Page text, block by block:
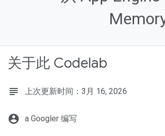
关于此 Codelab
subject 上次更新时间：3月 16, 2026
account_circle a Googler 编写